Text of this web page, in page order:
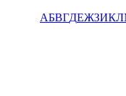
АБВГДЕЖЗИКЛ